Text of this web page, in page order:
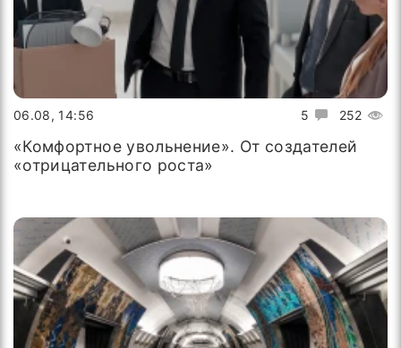
5 252
06.08, 14:56
«Комфортное увольнение». От создателей
«отрицательного роста»